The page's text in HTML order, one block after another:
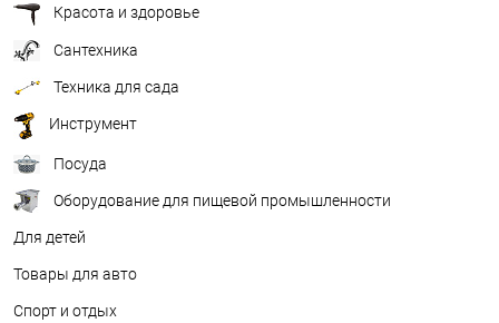
Красота и здоровье
Сантехника
Техника для сада
Инструмент
Посуда
Оборудование для пищевой промышленности
Для детей
Товары для авто
Спорт и отдых